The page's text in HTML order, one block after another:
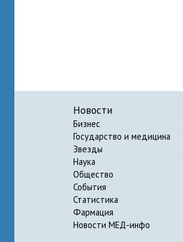
Новости
Бизнес
Государство и медицина
Звезды
Наука
Общество
События
Статистика
Фармация
Новости МЕД-инфо